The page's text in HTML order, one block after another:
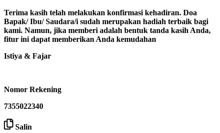
Terima kasih telah melakukan konfirmasi kehadiran. Doa
Bapak/ Ibu/ Saudara/i sudah merupakan hadiah terbaik bagi
kami. Namun, jika memberi adalah bentuk tanda kasih Anda,
fitur ini dapat memberikan Anda kemudahan
Istiya & Fajar
Nomor Rekening
7355022340
Salin